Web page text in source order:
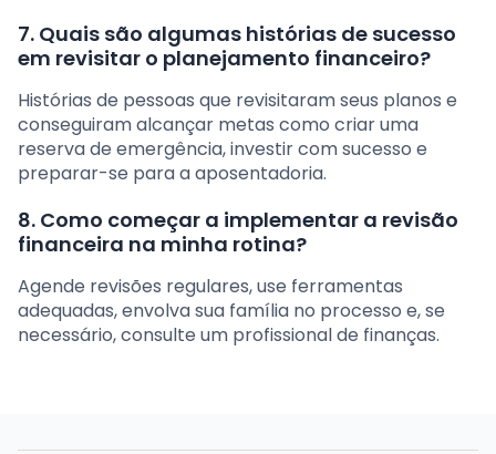
7. Quais são algumas histórias de sucesso
em revisitar o planejamento financeiro?
Histórias de pessoas que revisitaram seus planos e
conseguiram alcançar metas como criar uma
reserva de emergência, investir com sucesso e
preparar-se para a aposentadoria.
8. Como começar a implementar a revisão
financeira na minha rotina?
Agende revisões regulares, use ferramentas
adequadas, envolva sua família no processo e, se
necessário, consulte um profissional de finanças.